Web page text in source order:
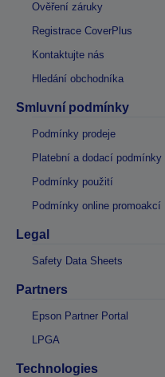
Ověření záruky
Registrace CoverPlus
Kontaktujte nás
Hledání obchodníka
Smluvní podmínky
Podmínky prodeje
Platební a dodací podmínky
Podmínky použití
Podmínky online promoakcí
Legal
Safety Data Sheets
Partners
Epson Partner Portal
LPGA
Technologies